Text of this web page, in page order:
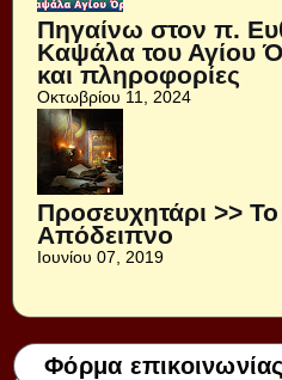
Πηγαίνω στον π.
Καψάλα του Αγίου
και πληροφορίες
Οκτωβρίου 11, 2024
Προσευχητάρι >>
Απόδειπνο
Ιουνίου 07, 2019
Φόρμα επικοινωνίας